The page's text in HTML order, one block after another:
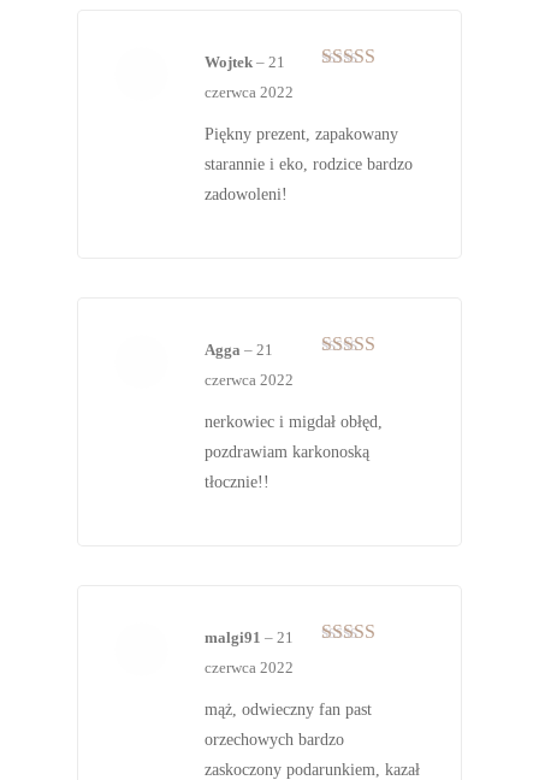
Wojtek – 21
czerwca 2022
Piękny prezent, zapakowany
starannie i eko, rodzice bardzo
zadowoleni!
Agga – 21
czerwca 2022
nerkowiec i migdał obłęd,
pozdrawiam karkonoską
tłocznie!!
malgi91 – 21
czerwca 2022
mąż, odwieczny fan past
orzechowych bardzo
zaskoczony podarunkiem, kazał